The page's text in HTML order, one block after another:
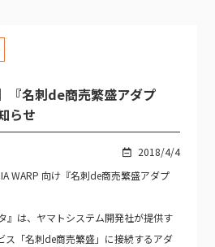
『名刺de商売繁盛アダプ
らせ
2018/4/4
WARP 向け『名刺de商売繁盛アダプ
』は、ヤマトシステム開発社が提供す
ス「名刺de商売繁盛」に接続するアダ